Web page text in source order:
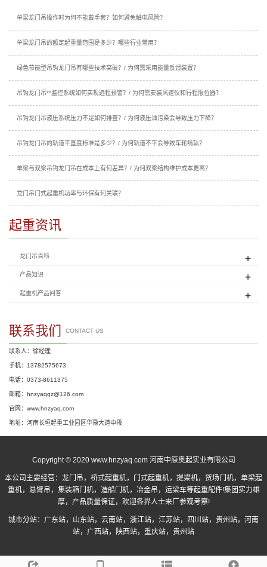
单梁龙门吊操作时为何不能戴手套？如何避免触电风险？
单梁龙门吊的额定起重量范围是多少？哪些行业常用？
绿色节能型吊钩龙门吊有哪些技术突破？/ 为何需采用能量反馈装置？
吊钩龙门吊**监控系统如何实现远程预警？/ 为何需安装风速仪和行程限位器？
吊钩龙门吊液压系统压力不足如何排查？/ 为何液压油污染会导致压力下降？
吊钩龙门吊的轨道平直度标准是多少？/ 为何轨道不平会导致车轮啃轨？
单梁与双梁吊钩龙门吊在成本上有何差异？/ 为何双梁结构维护成本更高？
龙门吊门式起重机功率与环保有何关联？
起重资讯
龙门吊百科 +
产品知识 +
起重机产品问答 +
联系我们 CONTACT US
联系人：徐经理
手机：13782575673
电话：0373-8611375
邮箱：hnzyaqqz@126.com
官网：www.hnzyaq.com
地址：河南长垣起重工业园区华豫大道中段
Copyright © 2020 www.hnzyaq.com 河南中原奥起实业有限公司
本公司主要经营： 龙门吊 ， 桥式起重机， 门式起重机，提梁机，货场门机，单梁起
重机，悬臂吊，集装箱门机，造船门机，冶金吊，运梁车等起重配件!集团实力雄
厚，产品质量保证，欢迎各界人士来厂参观考察!
城市分站： 广东站， 山东站， 云南站， 浙江站， 江苏站， 四川站， 贵州站， 河南
站， 广西站， 陕西站， 重庆站， 贵州站